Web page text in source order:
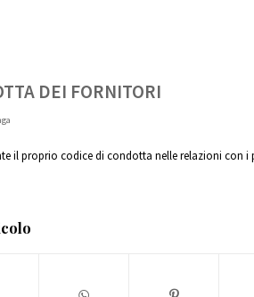
DEI FORNITORI
il proprio codice di condotta nelle relazioni con